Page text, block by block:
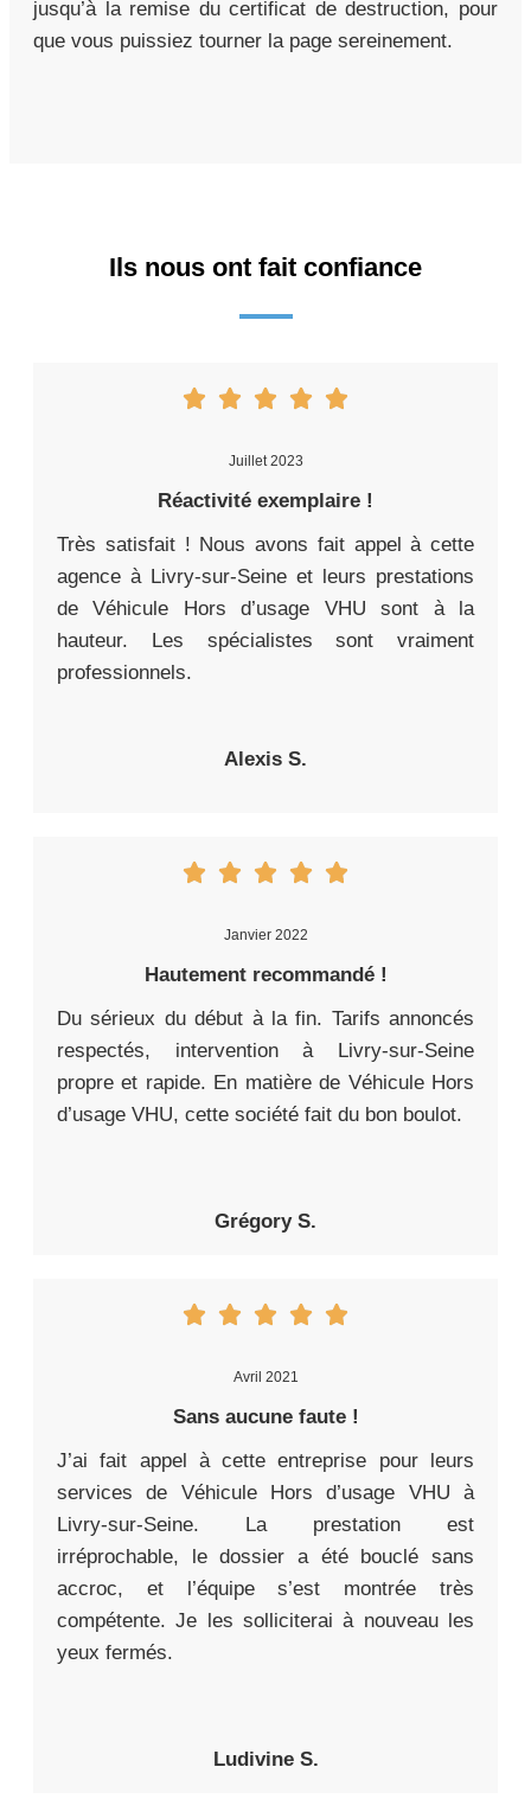
jusqu’à la remise du certificat de destruction, pour
que vous puissiez tourner la page sereinement.
Ils nous ont fait confiance
Juillet 2023
Réactivité exemplaire !
Très satisfait ! Nous avons fait appel à cette
agence à Livry-sur-Seine et leurs prestations
de Véhicule Hors d’usage VHU sont à la
hauteur. Les spécialistes sont vraiment
professionnels.
Alexis S.
Janvier 2022
Hautement recommandé !
Du sérieux du début à la fin. Tarifs annoncés
respectés, intervention à Livry-sur-Seine
propre et rapide. En matière de Véhicule Hors
d’usage VHU, cette société fait du bon boulot.
Grégory S.
Avril 2021
Sans aucune faute !
J’ai fait appel à cette entreprise pour leurs
services de Véhicule Hors d’usage VHU à
Livry-sur-Seine. La prestation est
irréprochable, le dossier a été bouclé sans
accroc, et l’équipe s’est montrée très
compétente. Je les solliciterai à nouveau les
yeux fermés.
Ludivine S.